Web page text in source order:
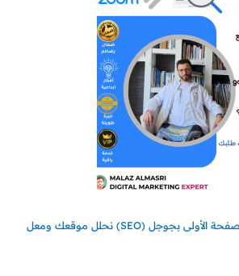
استشارة الظهور في الصفحة الأولى بجوجل (SEO) نحلل موقعك ومعل